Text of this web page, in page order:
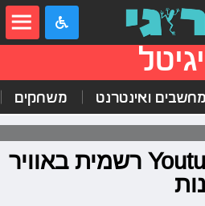
מחשבים ואינטרנט משחקים
הגיע: Youtube Music רשמית באוויר